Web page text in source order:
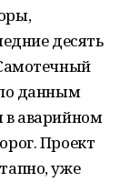
десять
данным
в аварийном
Проект
уже